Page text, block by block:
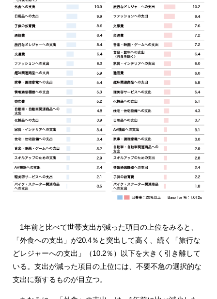
1年前と比べて世帯支出が減った項目の上位をみると、
「外食への支出」が20.4％と突出して高く、続く「旅行な
どレジャーへの支出」（10.2％）以下を大きく引き離して
いる。支出が減った項目の上位には、不要不急の選択的な
支出に類するものが目立つ。